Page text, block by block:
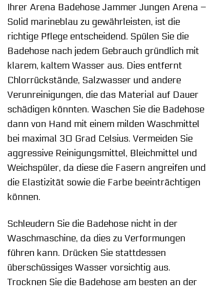
Ihrer Arena Badehose Jammer Jungen Arena –
Solid marineblau zu gewährleisten, ist die
richtige Pflege entscheidend. Spülen Sie die
Badehose nach jedem Gebrauch gründlich mit
klarem, kaltem Wasser aus. Dies entfernt
Chlorrückstände, Salzwasser und andere
Verunreinigungen, die das Material auf Dauer
schädigen könnten. Waschen Sie die Badehose
dann von Hand mit einem milden Waschmittel
bei maximal 30 Grad Celsius. Vermeiden Sie
aggressive Reinigungsmittel, Bleichmittel und
Weichspüler, da diese die Fasern angreifen und
die Elastizität sowie die Farbe beeinträchtigen
können.
Schleudern Sie die Badehose nicht in der
Waschmaschine, da dies zu Verformungen
führen kann. Drücken Sie stattdessen
überschüssiges Wasser vorsichtig aus.
Trocknen Sie die Badehose am besten an der